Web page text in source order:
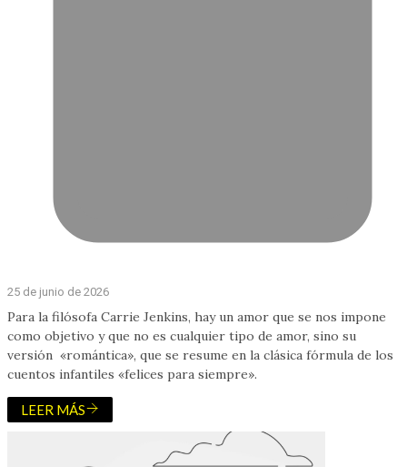
25 de junio de 2026
Para la filósofa Carrie Jenkins, hay un amor que se nos impone
como objetivo y que no es cualquier tipo de amor, sino su
versión «romántica», que se resume en la clásica fórmula de los
cuentos infantiles «felices para siempre».
LEER MÁS